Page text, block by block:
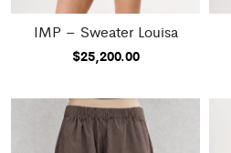
IMP – Sweater Louisa
$25,200.00